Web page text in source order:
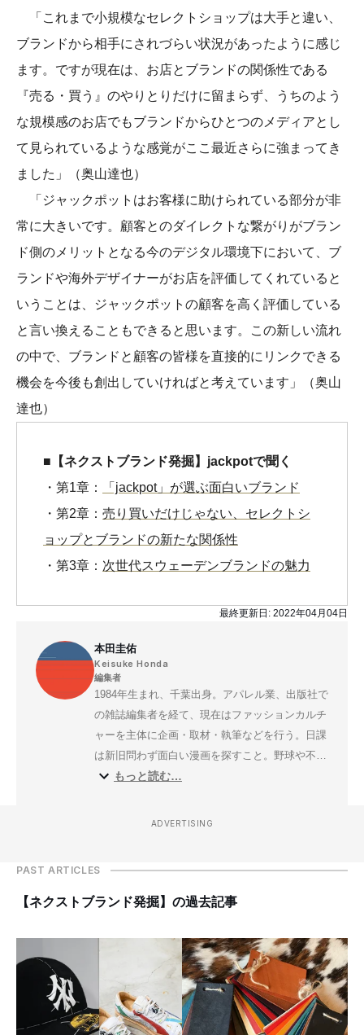
「これまで小規模なセレクトショップは大手と違い、
ブランドから相手にされづらい状況があったように感じ
ます。ですが現在は、お店とブランドの関係性である
『売る・買う』のやりとりだけに留まらず、うちのよう
な規模感のお店でもブランドからひとつのメディアとし
て見られているような感覚がここ最近さらに強まってき
ました」（奥山達也）
「ジャックポットはお客様に助けられている部分が非
常に大きいです。顧客とのダイレクトな繋がりがブラン
ド側のメリットとなる今のデジタル環境下において、ブ
ランドや海外デザイナーがお店を評価してくれていると
いうことは、ジャックポットの顧客を高く評価している
と言い換えることもできると思います。この新しい流れ
の中で、ブランドと顧客の皆様を直接的にリンクできる
機会を今後も創出していければと考えています」（奥山
達也）
■【ネクストブランド発掘】jackpotで聞く
・第1章：
「jackpot」が選ぶ面白いブランド
・第2章： 売り買いだけじゃない、セレクトシ
ョップとブランドの新たな関係性
・第3章： 次世代スウェーデンブランドの魅力
最終更新日: 2022年04月04日
本田圭佑
Keisuke Honda
編集者
1984年生まれ、千葉出身。アパレル業、出版社で
の雑誌編集者を経て、現在はファッションカルチ
ャーを主体に企画・取材・執筆などを行う。日課
は新旧問わず面白い漫画を探すこと。野球や不
良、アングラをテーマに描かれた作品を好む一方
もっと読む…
ADVERTISING
PAST ARTICLES
【ネクストブランド発掘】の過去記事